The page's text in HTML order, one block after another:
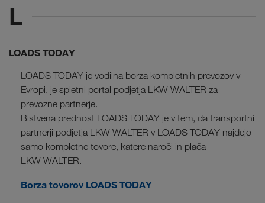
L
LOADS TODAY
LOADS TODAY je vodilna borza kompletnih prevozov v
Evropi, je spletni portal podjetja LKW WALTER za
prevozne partnerje.
Bistvena prednost LOADS TODAY je v tem, da transportni
partnerji podjetja LKW WALTER v LOADS TODAY najdejo
samo kompletne tovore, katere naroči in plača
LKW WALTER.
Borza tovorov LOADS TODAY